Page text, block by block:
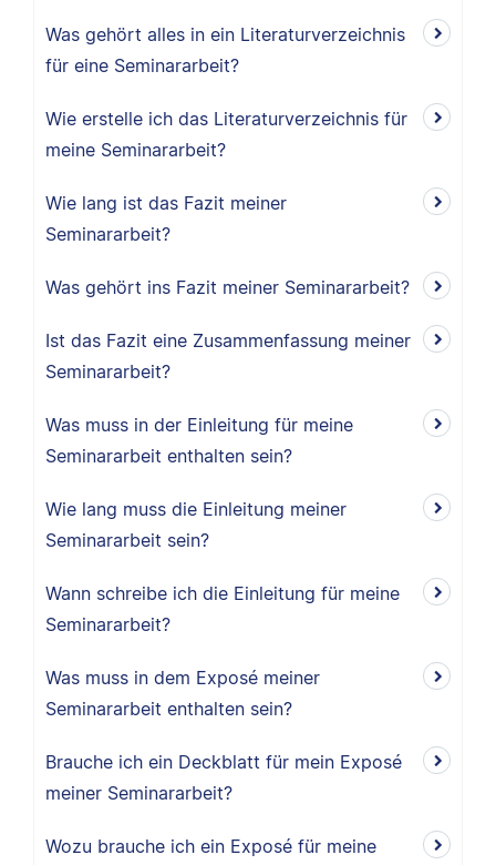
Was gehört alles in ein Literaturverzeichnis
für eine Seminararbeit?
Wie erstelle ich das Literaturverzeichnis für
meine Seminararbeit?
Wie lang ist das Fazit meiner
Seminararbeit?
Was gehört ins Fazit meiner Seminararbeit?
Ist das Fazit eine Zusammenfassung meiner
Seminararbeit?
Was muss in der Einleitung für meine
Seminararbeit enthalten sein?
Wie lang muss die Einleitung meiner
Seminararbeit sein?
Wann schreibe ich die Einleitung für meine
Seminararbeit?
Was muss in dem Exposé meiner
Seminararbeit enthalten sein?
Brauche ich ein Deckblatt für mein Exposé
meiner Seminararbeit?
Wozu brauche ich ein Exposé für meine